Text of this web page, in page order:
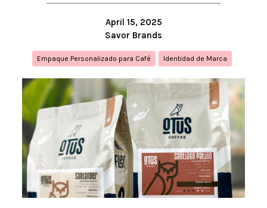
April 15, 2025
Savor Brands
Empaque Personalizado para Café Identidad de Marca